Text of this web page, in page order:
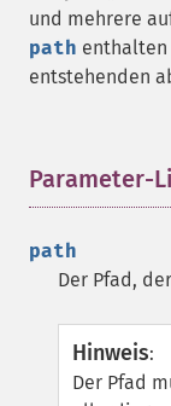
und mehrere
path enthalten
entstehenden
Parameter-
path
Der Pfad,
Hinweis:
Der Pfad